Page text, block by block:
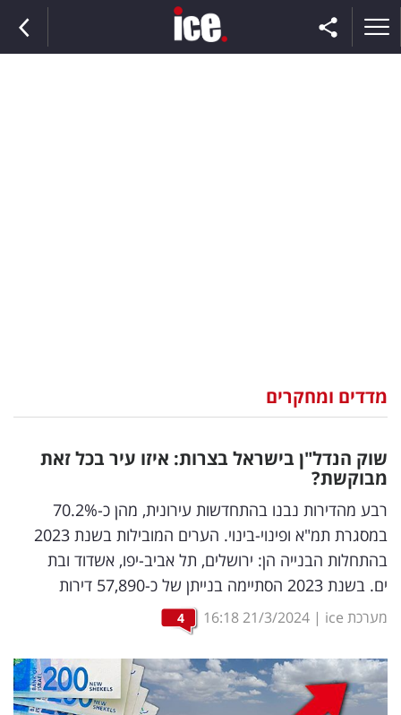
וצרכנות
דיגיטל
וטק
שיווק
ופרסום
משפט
מדדים
ומחקרים
מדדים ומחקרים
שוק הנדל"ן בישראל בצרות: איזו עיר בכל זאת
מבוקשת?
רבע מהדירות נבנו בהתחדשות עירונית, מהן כ-70.2%
במסגרת תמ"א ופינוי-בינוי. הערים המובילות בשנת 2023
בהתחלות הבנייה הן: ירושלים, תל אביב-יפו, אשדוד ובת
ים. בשנת 2023 הסתיימה בנייתן של כ-57,890 דירות
מערכת ice |
21/3/2024
16:18
4